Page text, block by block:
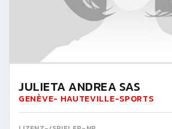
JULIETA ANDREA SAS
GENÈVE- HAUTEVILLE-SPORTS